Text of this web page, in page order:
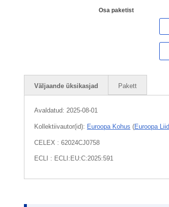
Osa paketist
Väljaande üksikasjad Pakett
Avaldatud: 2025-08-01
Kollektiivautor(id): Euroopa Kohus (Euroopa
CELEX : 62024CJ0758
ECLI : ECLI:EU:C:2025:591